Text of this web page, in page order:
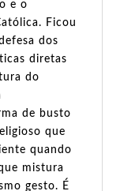
e o
Ficou
dos
diretas
do
de busto
que
quando
mistura
gesto. É